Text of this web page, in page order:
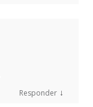
Responder ↓